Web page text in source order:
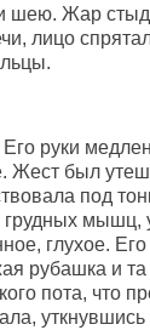
шею. Жар
лицо
Его руки
Жест был
под
грудных
глухое.
рубашка и та
пота, что